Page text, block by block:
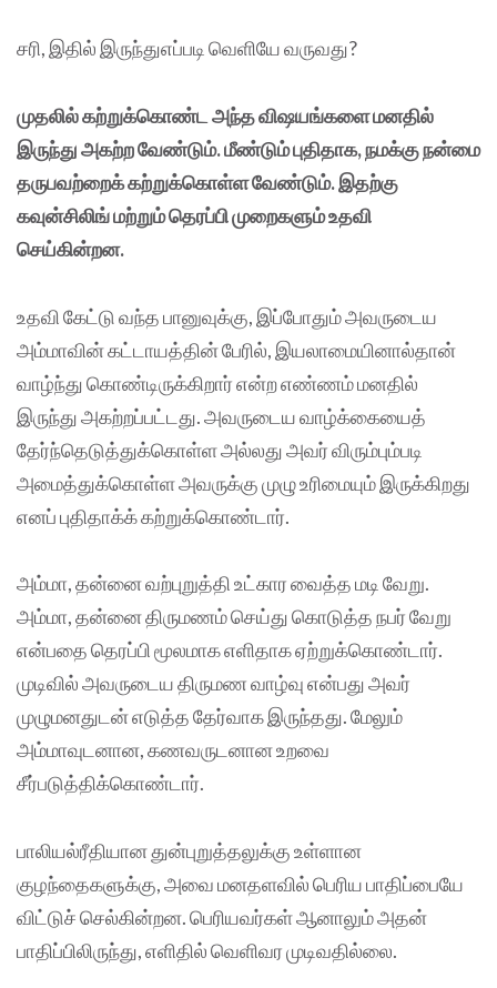
சரி, இதில் இருந்துஎப்படி வெளியே வருவது?
முதலில் கற்றுக்கொண்ட அந்த விஷயங்களை மனதில்
இருந்து அகற்ற வேண்டும். மீண்டும் புதிதாக, நமக்கு நன்மை
தருபவற்றைக் கற்றுக்கொள்ள வேண்டும். இதற்கு
கவுன்சிலிங் மற்றும் தெரப்பி முறைகளும் உதவி
செய்கின்றன.
உதவி கேட்டு வந்த பானுவுக்கு, இப்போதும் அவருடைய
அம்மாவின் கட்டாயத்தின் பேரில், இயலாமையினால்தான்
வாழ்ந்து கொண்டிருக்கிறார் என்ற எண்ணம் மனதில்
இருந்து அகற்றப்பட்டது. அவருடைய வாழ்க்கையைத்
தேர்ந்தெடுத்துக்கொள்ள அல்லது அவர் விரும்பும்படி
அமைத்துக்கொள்ள அவருக்கு முழு உரிமையும் இருக்கிறது
எனப் புதிதாக்க் கற்றுக்கொண்டார்.
அம்மா, தன்னை வற்புறுத்தி உட்கார வைத்த மடி வேறு.
அம்மா, தன்னை திருமணம் செய்து கொடுத்த நபர் வேறு
என்பதை தெரப்பி மூலமாக எளிதாக ஏற்றுக்கொண்டார்.
முடிவில் அவருடைய திருமண வாழ்வு என்பது அவர்
முழுமனதுடன் எடுத்த தேர்வாக இருந்தது. மேலும்
அம்மாவுடனான, கணவருடனான உறவை
சீர்படுத்திக்கொண்டார்.
பாலியல்ரீதியான துன்புறுத்தலுக்கு உள்ளான
குழந்தைகளுக்கு, அவை மனதளவில் பெரிய பாதிப்பையே
விட்டுச் செல்கின்றன. பெரியவர்கள் ஆனாலும் அதன்
பாதிப்பிலிருந்து, எளிதில் வெளிவர முடிவதில்லை.